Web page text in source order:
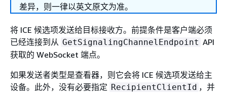
差异，则一律以英文原文为准。
将 ICE 候选项发送给目标接收方。前提条件是客户端必须
已经连接到从 GetSignalingChannelEndpoint API
获取的 WebSocket 端点。
如果发送者类型是查看器，则它会将 ICE 候选项发送给主
设备。此外，没有必要指定 RecipientClientId ，并